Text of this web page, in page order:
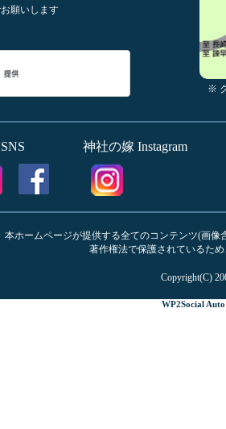
願いします
※
神社の嫁 Instagram
本ホームページが提供する全てのコンテンツ(画
著作権法で保護されているた
Copyright(C)
WP2Social